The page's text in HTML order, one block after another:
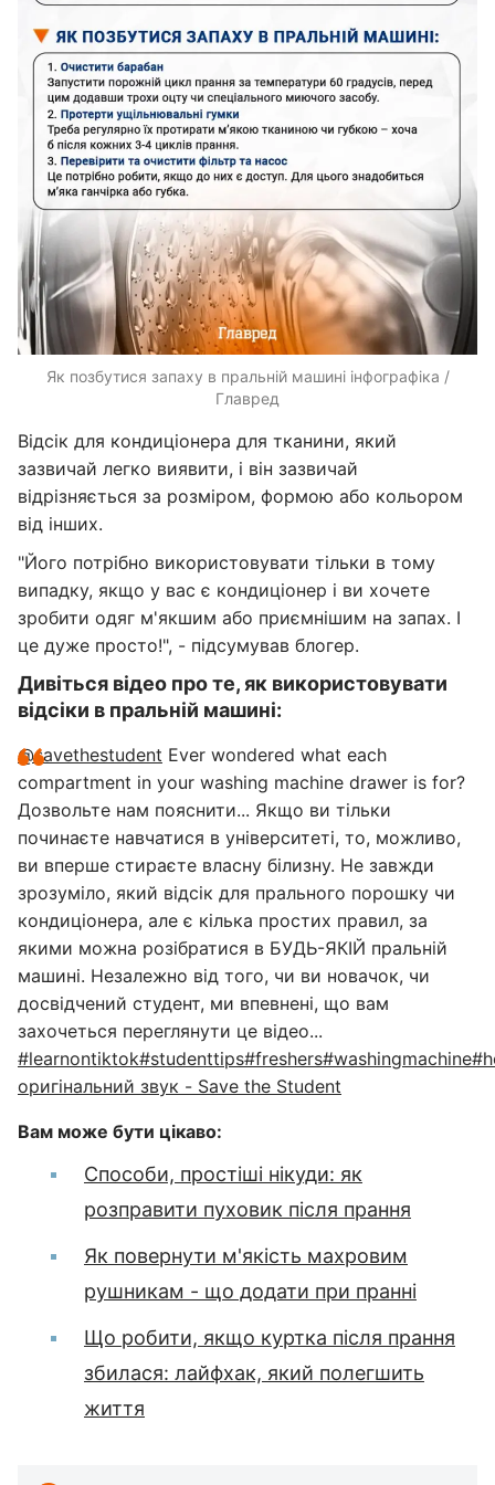
Як позбутися запаху в пральній машині інфографіка /
Главред
Відсік для кондиціонера для тканини, який
зазвичай легко виявити, і він зазвичай
відрізняється за розміром, формою або кольором
від інших.
"Його потрібно використовувати тільки в тому
випадку, якщо у вас є кондиціонер і ви хочете
зробити одяг м'якшим або приємнішим на запах. І
це дуже просто!", - підсумував блогер.
Дивіться відео про те, як використовувати
відсіки в пральній машині:
@savethestudent Ever wondered what each
compartment in your washing machine drawer is for?
Дозвольте нам пояснити... Якщо ви тільки
починаєте навчатися в університеті, то, можливо,
ви вперше стираєте власну білизну. Не завжди
зрозуміло, який відсік для прального порошку чи
кондиціонера, але є кілька простих правил, за
якими можна розібратися в БУДЬ-ЯКІЙ пральній
машині. Незалежно від того, чи ви новачок, чи
досвідчений студент, ми впевнені, що вам
захочеться переглянути це відео...
#learnontiktok#studenttips#freshers#washingmachine
оригінальний звук - Save the Student
Вам може бути цікаво:
Способи, простіші нікуди: як
розправити пуховик після прання
Як повернути м'якість махровим
рушникам - що додати при пранні
Що робити, якщо куртка після прання
збилася: лайфхак, який полегшить
життя